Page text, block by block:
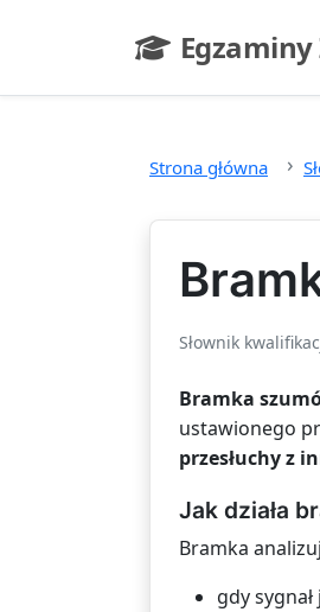
- strona
Strona główna
Słownik
Bramka
ustawionego
przesłuchy z
Jak działa
Bramka
gdy sygnał